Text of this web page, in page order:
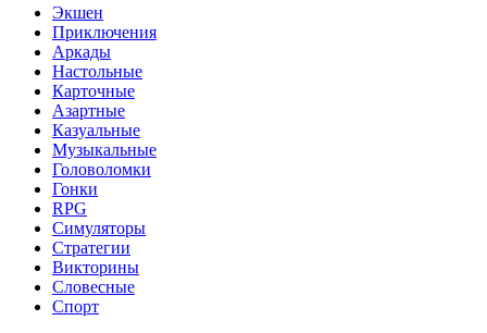
Экшен
Приключения
Аркады
Настольные
Карточные
Азартные
Казуальные
Музыкальные
Головоломки
Гонки
RPG
Симуляторы
Стратегии
Викторины
Словесные
Спорт